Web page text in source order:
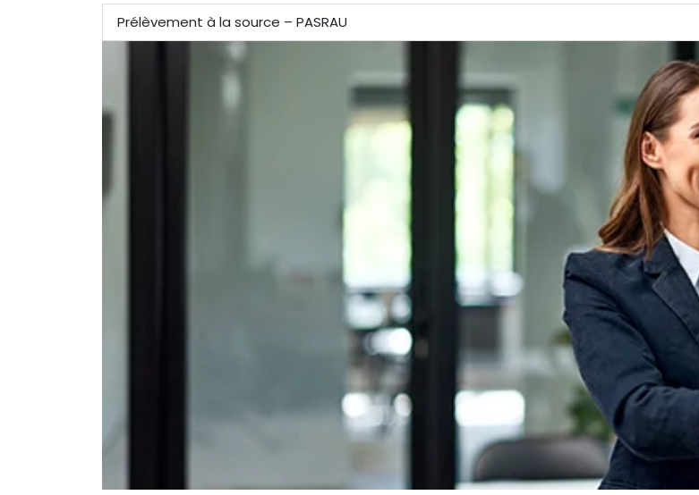
Prélèvement à la source – PASRAU